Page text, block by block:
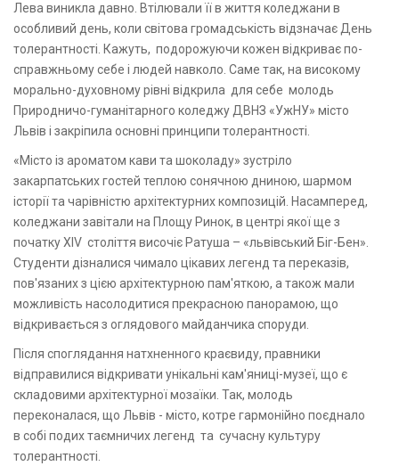
Лева виникла давно. Втілювали її в життя коледжани в
особливий день, коли світова громадськість відзначає День
толерантності. Кажуть, подорожуючи кожен відкриває по-
справжньому себе і людей навколо. Саме так, на високому
морально-духовному рівні відкрила для себе молодь
Природничо-гуманітарного коледжу ДВНЗ «УжНУ» місто
Львів і закріпила основні принципи толерантності.
«Місто із ароматом кави та шоколаду» зустріло
закарпатських гостей теплою сонячною дниною, шармом
історії та чарівністю архітектурних композицій. Насамперед,
коледжани завітали на Площу Ринок, в центрі якої ще з
початку ХIV століття височіє Ратуша – «львівський Біг-Бен».
Студенти дізналися чимало цікавих легенд та переказів,
пов'язаних з цією архітектурною пам'яткою, а також мали
можливість насолодитися прекрасною панорамою, що
відкривається з оглядового майданчика споруди.
Після споглядання натхненного краєвиду, правники
відправилися відкривати унікальні кам'яниці-музеї, що є
складовими архітектурної мозаїки. Так, молодь
переконалася, що Львів - місто, котре гармонійно поєднало
в собі подих таємничих легенд та сучасну культуру
толерантності.